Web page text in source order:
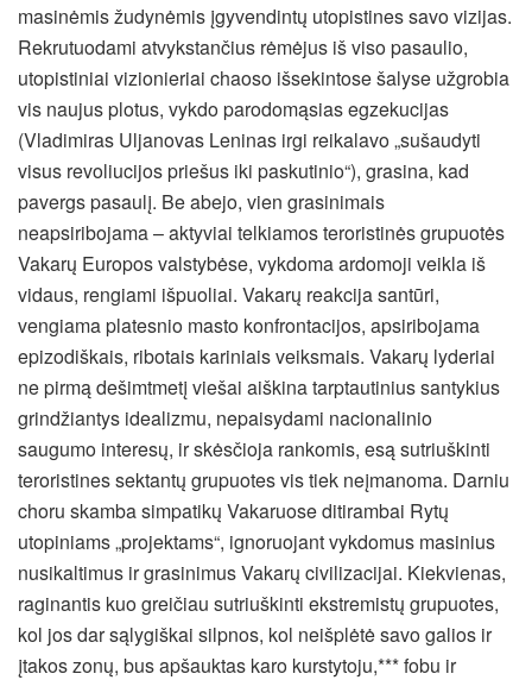
masinėmis žudynėmis įgyvendintų utopistines savo vizijas.
Rekrutuodami atvykstančius rėmėjus iš viso pasaulio,
utopistiniai vizionieriai chaoso išsekintose šalyse užgrobia
vis naujus plotus, vykdo parodomąsias egzekucijas
(Vladimiras Uljanovas Leninas irgi reikalavo „sušaudyti
visus revoliucijos priešus iki paskutinio“), grasina, kad
pavergs pasaulį. Be abejo, vien grasinimais
neapsiribojama – aktyviai telkiamos teroristinės grupuotės
Vakarų Europos valstybėse, vykdoma ardomoji veikla iš
vidaus, rengiami išpuoliai. Vakarų reakcija santūri,
vengiama platesnio masto konfrontacijos, apsiribojama
epizodiškais, ribotais kariniais veiksmais. Vakarų lyderiai
ne pirmą dešimtmetį viešai aiškina tarptautinius santykius
grindžiantys idealizmu, nepaisydami nacionalinio
saugumo interesų, ir skėsčioja rankomis, esą sutriuškinti
teroristines sektantų grupuotes vis tiek neįmanoma. Darniu
choru skamba simpatikų Vakaruose ditirambai Rytų
utopiniams „projektams“, ignoruojant vykdomus masinius
nusikaltimus ir grasinimus Vakarų civilizacijai. Kiekvienas,
raginantis kuo greičiau sutriuškinti ekstremistų grupuotes,
kol jos dar sąlygiškai silpnos, kol neišplėtė savo galios ir
įtakos zonų, bus apšauktas karo kurstytoju,*** fobu ir